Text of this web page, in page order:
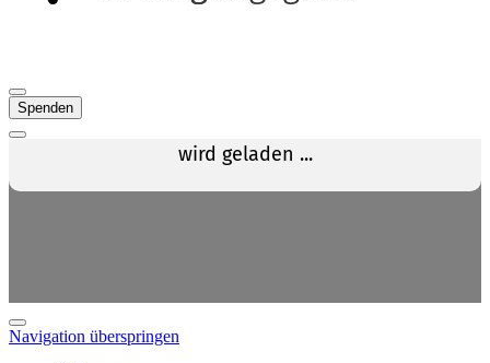
Spenden
Navigation überspringen